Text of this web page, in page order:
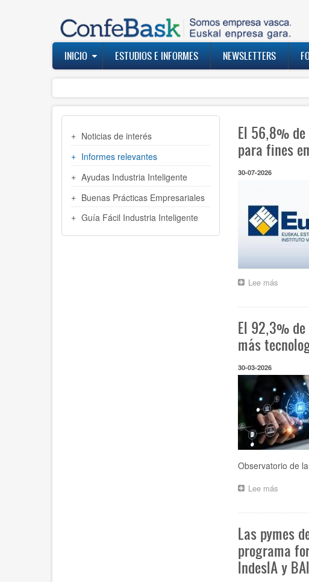
Navegación
principal
INICIO ESTUDIOS E INFORMES NEWSLETTERS
INDUSTRIA
Noticias de interés
Informes relevantes
Ayudas Industria Inteligente
Buenas Prácticas Empresariales
Guía Fácil Industria Inteligente
El 56,8%
para fines
30-07-2026
Lee mássobre
56,8%
de
Euskadi
sociales
para
fines
y
el
11,3%
sistema
IA
El 92,3%
más
30-03-2026
Observatorio de
Lee mássobre
92,3%
las
en
Bizkaia
en
Las pymes
programa
IndesIA y